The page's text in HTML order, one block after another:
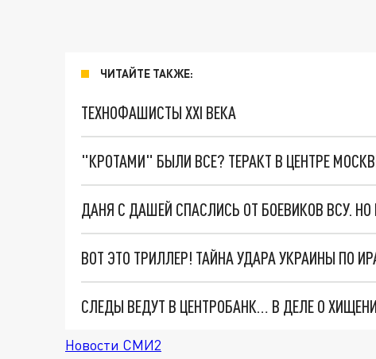
ЧИТАЙТЕ ТАКЖЕ:
ТЕХНОФАШИСТЫ XXI ВЕКА
"КРОТАМИ" БЫЛИ ВСЕ? ТЕРАКТ В ЦЕНТРЕ
ДАНЯ С ДАШЕЙ СПАСЛИСЬ ОТ БОЕВИКОВ ВСУ.
ВОТ ЭТО ТРИЛЛЕР! ТАЙНА УДАРА УКРАИНЫ ПО
Новости СМИ2